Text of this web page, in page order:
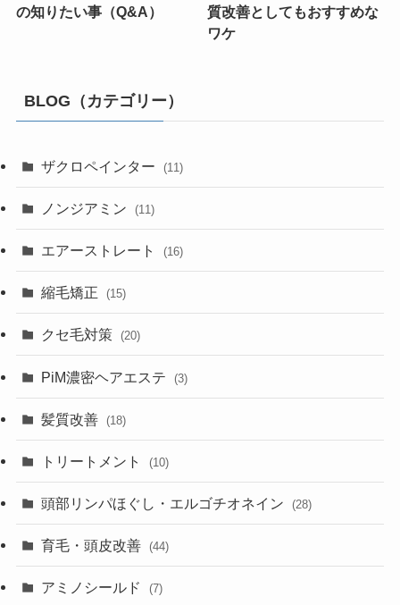
の知りたい事（Q&A）
質改善としてもおすすめな
ワケ
BLOG（カテゴリー）
ザクロペインター (11)
ノンジアミン (11)
エアーストレート (16)
縮毛矯正 (15)
クセ毛対策 (20)
PiM濃密ヘアエステ (3)
髪質改善 (18)
トリートメント (10)
頭部リンパほぐし・エルゴチオネイン (28)
育毛・頭皮改善 (44)
アミノシールド (7)